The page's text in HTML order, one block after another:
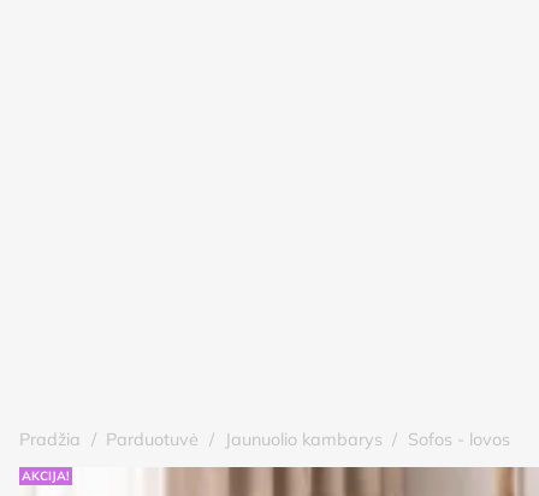
Pradžia / Parduotuvė / Jaunuolio kambarys / Sofos - lovos
AKCIJA!